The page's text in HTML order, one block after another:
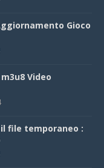
Gioco
Video
file temporaneo :